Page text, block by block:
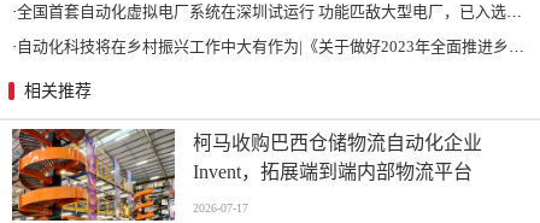
·全国首套自动化虚拟电厂系统在深圳试运行 功能匹敌大型电厂，已入选国际典型案例
· 自动化科技将在乡村振兴工作中大有作为|《关于做好2023年全面推进乡村振兴重点工作的意见》发布
相关推荐
柯马收购巴西仓储物流自动化企业
Invent，拓展端到端内部物流平台
2026-07-17